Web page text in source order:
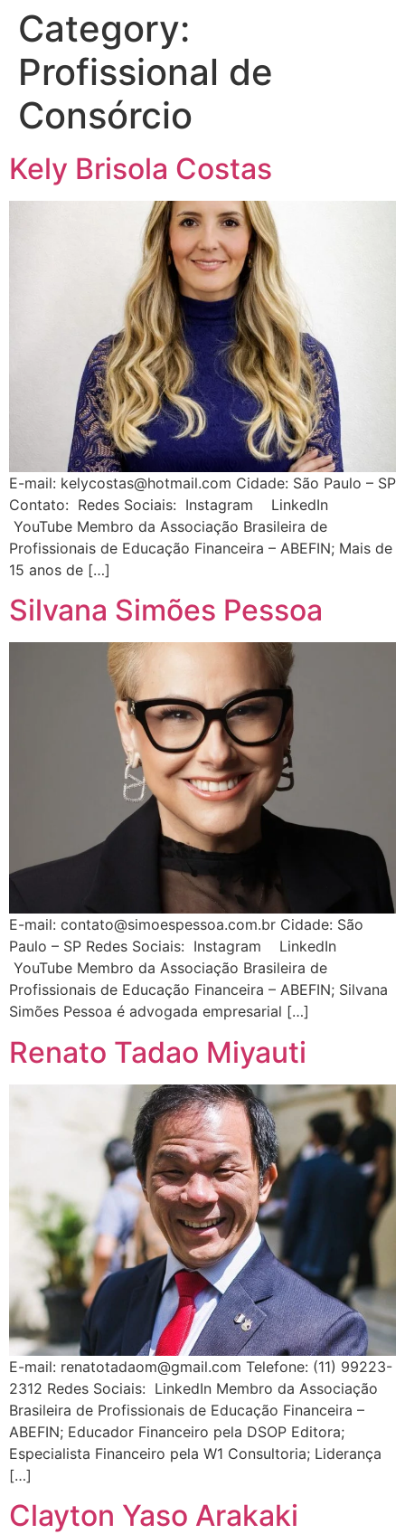
Category:
Profissional de
Consórcio
Kely Brisola Costas
E-mail: kelycostas@hotmail.com Cidade: São Paulo – SP
Contato: Redes Sociais: Instagram LinkedIn
YouTube Membro da Associação Brasileira de
Profissionais de Educação Financeira – ABEFIN; Mais de
15 anos de […]
Silvana Simões Pessoa
E-mail: contato@simoespessoa.com.br Cidade: São
Paulo – SP Redes Sociais: Instagram LinkedIn
YouTube Membro da Associação Brasileira de
Profissionais de Educação Financeira – ABEFIN; Silvana
Simões Pessoa é advogada empresarial […]
Renato Tadao Miyauti
E-mail: renatotadaom@gmail.com Telefone: (11) 99223-
2312 Redes Sociais: LinkedIn Membro da Associação
Brasileira de Profissionais de Educação Financeira –
ABEFIN; Educador Financeiro pela DSOP Editora;
Especialista Financeiro pela W1 Consultoria; Liderança
[…]
Clayton Yaso Arakaki